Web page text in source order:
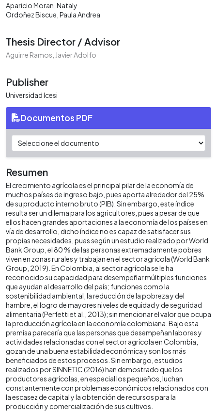
Aparicio Moran, Nataly
Ordoñez Biscue, Paula Andrea
Thesis Director / Advisor
Aguirre Ramos, Javier Adolfo
Publisher
Universidad Icesi
Documentos PDF
Resumen
El crecimiento agrícola es el principal pilar de la economía de
muchos países de ingreso bajo, pues aporta alrededor del 25%
de su producto interno bruto (PIB). Sin embargo, este índice
resulta ser un dilema para los agricultores, pues a pesar de que
ellos hacen grandes aportaciones a la economía de los países en
vía de desarrollo, dicho índice no es capaz de satisfacer sus
propias necesidades, pues según un estudio realizado por World
Bank Group, el 80 % de las personas extremadamente pobres
viven en zonas rurales y trabajan en el sector agrícola (World Bank
Group, 2019). En Colombia, al sector agrícola se le ha
reconocido su capacidad para desempeñar múltiples funciones
que ayudan al desarrollo del país; funciones como la
sostenibilidad ambiental, la reducción de la pobreza y del
hambre, el logro de mayores niveles de equidad y de seguridad
alimentaria (Perfetti et al., 2013); sin mencionar el valor que ocupa
la producción agrícola en la economía colombiana. Bajo esta
premisa parecería que las personas que desempeñan labores y
actividades relacionadas con el sector agrícola en Colombia,
gozan de una buena estabilidad económica y son los más
beneficiados de estos procesos. Sin embargo, estudios
realizados por SINNETIC (2016) han demostrado que los
productores agrícolas, en especial los pequeños, luchan
constantemente con problemas económicos relacionados con
la escasez de capital y la obtención de recursos para la
producción y comercialización de sus cultivos.